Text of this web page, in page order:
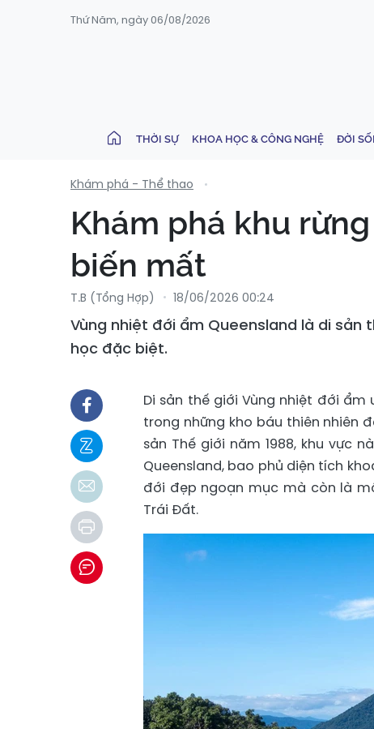
Thứ Năm, ngày 06/08/2026
THỜI SỰ KHOA HỌC & CÔNG NGHỆ ĐỜI
Khám phá - Thể thao
Khám phá khu
biến mất
T.B (tổng Hợp) 18/06/2026 00:24
Vùng nhiệt đới ẩm Queensland là di sản
học đặc biệt.
Di sản thế giới Vùng nhiệt đới
trong những kho báu thiên nhiên
sản Thế giới năm 1988, khu vực
Queensland, bao phủ diện tích
đới đẹp ngoạn mục mà còn là
Trái Đất.